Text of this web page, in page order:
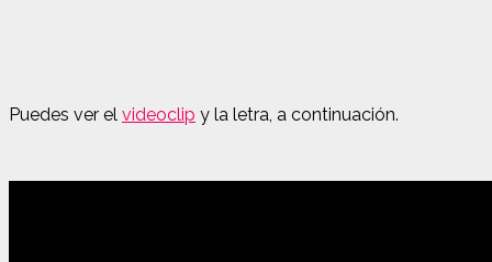
Puedes ver el videoclip y la letra, a continuación.